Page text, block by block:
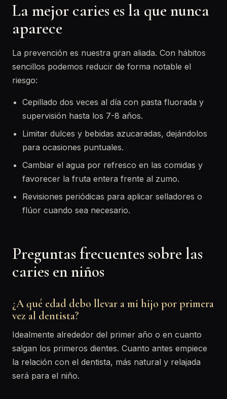
La mejor caries es la que nunca
aparece
La prevención es nuestra gran aliada. Con hábitos
sencillos podemos reducir de forma notable el
riesgo:
Cepillado dos veces al día con pasta fluorada y
supervisión hasta los 7-8 años.
Limitar dulces y bebidas azucaradas, dejándolos
para ocasiones puntuales.
Cambiar el agua por refresco en las comidas y
favorecer la fruta entera frente al zumo.
Revisiones periódicas para aplicar selladores o
flúor cuando sea necesario.
Preguntas frecuentes sobre las
caries en niños
¿A qué edad debo llevar a mi hijo por primera
vez al dentista?
Idealmente alrededor del primer año o en cuanto
salgan los primeros dientes. Cuanto antes empiece
la relación con el dentista, más natural y relajada
será para el niño.